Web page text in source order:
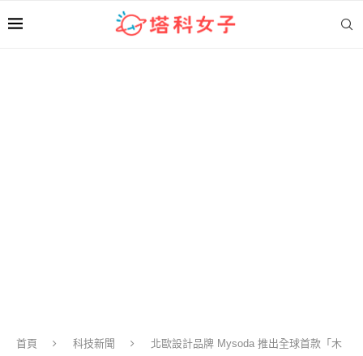
首頁 科技新聞
北歐設計品牌 Mysoda 推出全球首款「木